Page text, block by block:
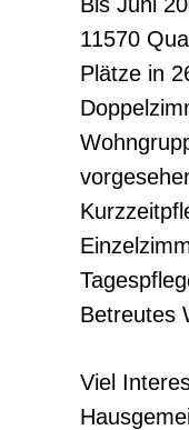
11570
Plätze in
Betreutes
Viel